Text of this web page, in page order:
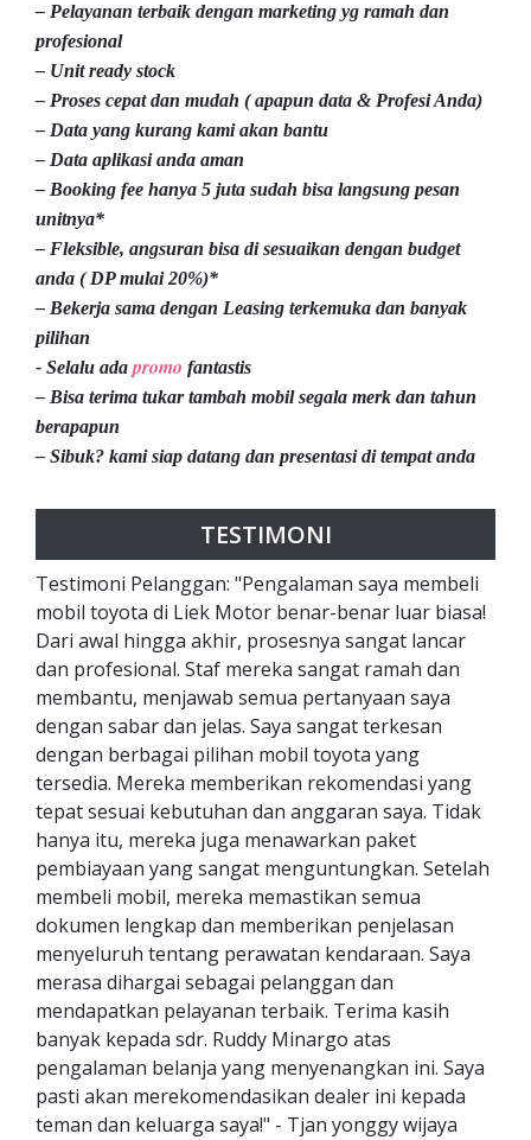
– Pelayanan terbaik dengan marketing yg ramah dan
profesional
– Unit ready stock
– Proses cepat dan mudah ( apapun data & Profesi Anda)
– Data yang kurang kami akan bantu
– Data aplikasi anda aman
– Booking fee hanya 5 juta sudah bisa langsung pesan
unitnya*
– Fleksible, angsuran bisa di sesuaikan dengan budget
anda ( DP mulai 20%)*
– Bekerja sama dengan Leasing terkemuka dan banyak
pilihan
- Selalu ada promo fantastis
– Bisa terima tukar tambah mobil segala merk dan tahun
berapapun
– Sibuk? kami siap datang dan presentasi di tempat anda
TESTIMONI
Testimoni Pelanggan: "Pengalaman saya membeli
mobil toyota di Liek Motor benar-benar luar biasa!
Dari awal hingga akhir, prosesnya sangat lancar
dan profesional. Staf mereka sangat ramah dan
membantu, menjawab semua pertanyaan saya
dengan sabar dan jelas. Saya sangat terkesan
dengan berbagai pilihan mobil toyota yang
tersedia. Mereka memberikan rekomendasi yang
tepat sesuai kebutuhan dan anggaran saya. Tidak
hanya itu, mereka juga menawarkan paket
pembiayaan yang sangat menguntungkan. Setelah
membeli mobil, mereka memastikan semua
dokumen lengkap dan memberikan penjelasan
menyeluruh tentang perawatan kendaraan. Saya
merasa dihargai sebagai pelanggan dan
mendapatkan pelayanan terbaik. Terima kasih
banyak kepada sdr. Ruddy Minargo atas
pengalaman belanja yang menyenangkan ini. Saya
pasti akan merekomendasikan dealer ini kepada
teman dan keluarga saya!" - Tjan yonggy wijaya